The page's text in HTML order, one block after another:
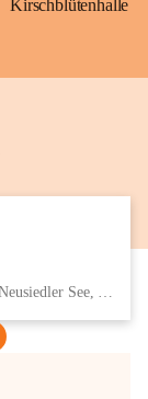
Kirschblütenhalle
Eisenstädter Straße 18, 7091 Breitenbrunn am Neusiedler See, AUT